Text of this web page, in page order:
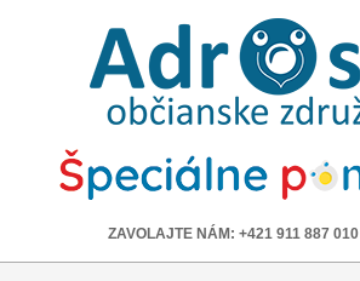
ADROSKO
OBČIANSKE
ZDRUŽENIE
ZAVOLAJTE NÁM: +421 911 887 010